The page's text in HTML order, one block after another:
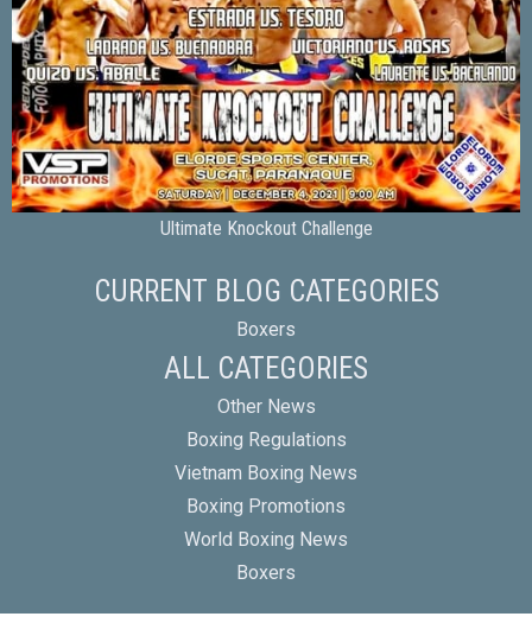
Ultimate Knockout Challenge
CURRENT BLOG CATEGORIES
Boxers
ALL CATEGORIES
Other News
Boxing Regulations
Vietnam Boxing News
Boxing Promotions
World Boxing News
Boxers